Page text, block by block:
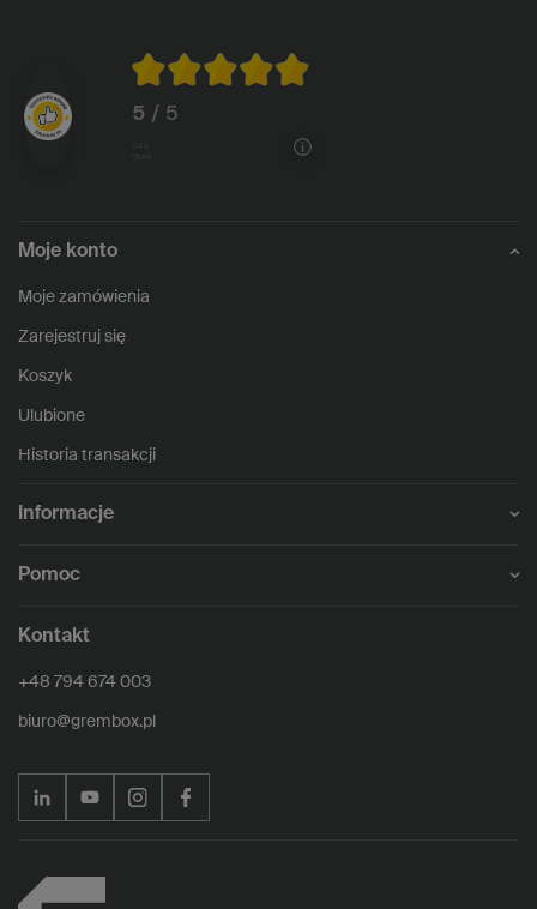
5 / 5
Moje konto
Moje zamówienia
Zarejestruj się
Koszyk
Ulubione
Historia transakcji
Informacje
Pomoc
Kontakt
+48 794 674 003
biuro@grembox.pl